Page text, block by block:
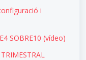
i
SOBRE10 (vídeo)